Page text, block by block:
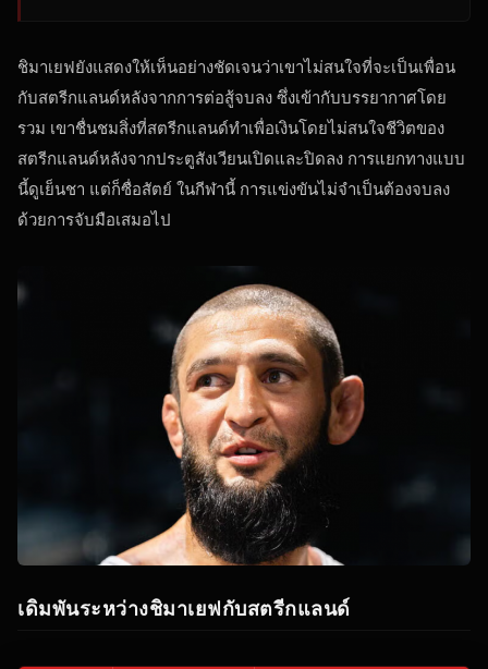
ชิมาเยฟยังแสดงให้เห็นอย่างชัดเจนว่าเขาไม่สนใจที่จะเป็นเพื่อน
กับสตรีกแลนด์หลังจากการต่อสู้จบลง ซึ่งเข้ากับบรรยากาศโดย
รวม เขาชื่นชมสิ่งที่สตรีกแลนด์ทำเพื่อเงินโดยไม่สนใจชีวิตของ
สตรีกแลนด์หลังจากประตูสังเวียนเปิดและปิดลง การแยกทางแบบ
นี้ดูเย็นชา แต่ก็ซื่อสัตย์ ในกีฬานี้ การแข่งขันไม่จำเป็นต้องจบลง
ด้วยการจับมือเสมอไป
เดิมพันระหว่างชิมาเยฟกับสตรีกแลนด์